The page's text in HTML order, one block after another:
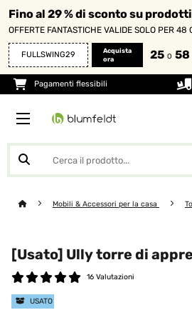
Fino al 29 % di sconto su
OFFERTE FANTASTICHE VALIDE SOLO PER 48
FULLSWING29
Acquista
ora
25 O 58
Pagamenti flessibili
Mobili & Accessori per la casa
[Usato] Ully torre di
16 Valutazioni
USATO